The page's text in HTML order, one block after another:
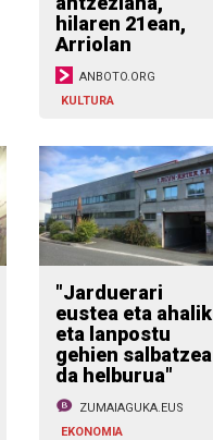
hilaren 21ean,
Arriolan
ANBOTO.ORG
KULTURA
"Jarduerari
eustea eta ahalik
eta lanpostu
gehien salbatzea
da helburua"
ZUMAIAGUKA.EUS
EKONOMIA